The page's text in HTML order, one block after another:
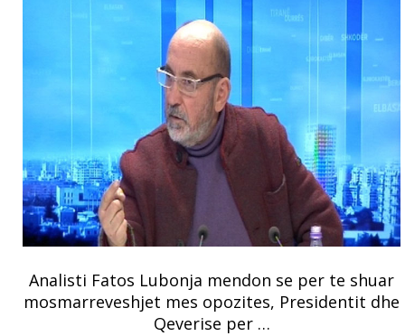
Analisti Fatos Lubonja mendon se per te shuar
mosmarreveshjet mes opozites, Presidentit dhe
Qeverise per …